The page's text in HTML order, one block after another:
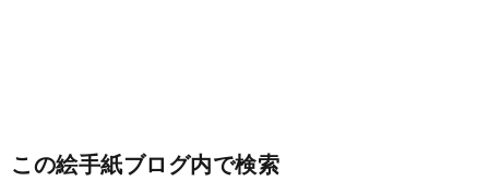
この絵手紙ブログ内で検索